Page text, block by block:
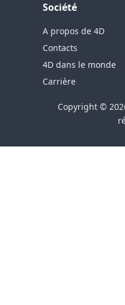
Société
A propos de 4D
Contacts
4D dans le monde
Carrière
Copyright ©